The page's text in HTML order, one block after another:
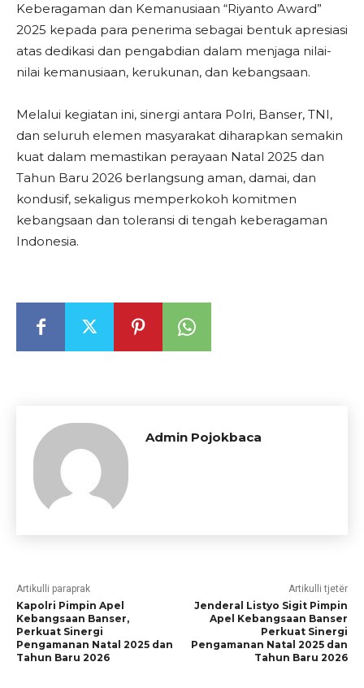
Keberagaman dan Kemanusiaan “Riyanto Award”
2025 kepada para penerima sebagai bentuk apresiasi
atas dedikasi dan pengabdian dalam menjaga nilai-
nilai kemanusiaan, kerukunan, dan kebangsaan.
Melalui kegiatan ini, sinergi antara Polri, Banser, TNI,
dan seluruh elemen masyarakat diharapkan semakin
kuat dalam memastikan perayaan Natal 2025 dan
Tahun Baru 2026 berlangsung aman, damai, dan
kondusif, sekaligus memperkokoh komitmen
kebangsaan dan toleransi di tengah keberagaman
Indonesia.
Admin Pojokbaca
Artikulli paraprak
Kapolri Pimpin Apel
Kebangsaan Banser,
Perkuat Sinergi
Pengamanan Natal 2025 dan
Tahun Baru 2026
Artikulli tjetër
Jenderal Listyo Sigit Pimpin
Apel Kebangsaan Banser
Perkuat Sinergi
Pengamanan Natal 2025 dan
Tahun Baru 2026